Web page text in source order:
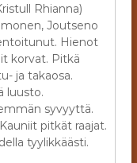
Rhianna)
Joutseno
Hienot
korvat. Pitkä
ja takaosa.
luusto.
syvyyttä.
pitkät raajat.
tyylikkäästi.